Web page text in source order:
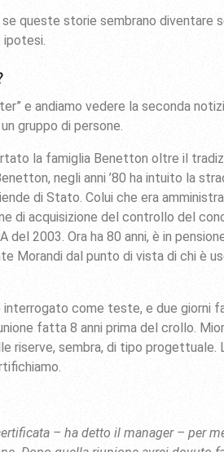
queste storie sembrano diventare
ipotesi.
e andiamo vedere la seconda
gruppo di persone.
la famiglia Benetton oltre il
negli anni ’80 ha intuito la
di Stato. Colui che era
di acquisizione del controllo del
del 2003. Ora ha 80 anni, è in
Morandi dal punto di vista di chi è
come teste, e due giorni
fatta 8 anni prima del crollo.
riserve, sembra, di tipo
– ha detto il manager – per